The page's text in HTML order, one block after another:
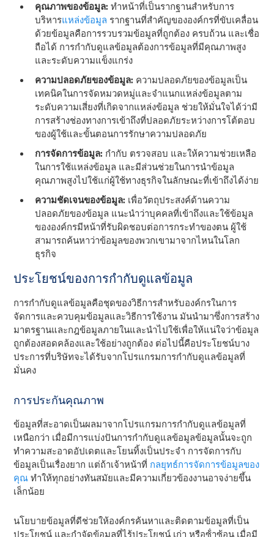
คุณภาพของข้อมูล: ทําหน้าที่เป็นรากฐานสําหรับการ
บริหารแหล่งข้อมูล รากฐานที่สําคัญขององค์กรที่ขับเคลื่อน
ด้วยข้อมูลคือการรวบรวมข้อมูลที่ถูกต้อง ครบถ้วน และเชื่อ
ถือได้ การกํากับดูแลข้อมูลต้องการข้อมูลที่มีคุณภาพสูง
และระดับความแข็งแกร่ง
ความปลอดภัยของข้อมูล: ความปลอดภัยของข้อมูลเป็น
เทคนิคในการจัดหมวดหมู่และจําแนกแหล่งข้อมูลตาม
ระดับความเสี่ยงที่เกิดจากแหล่งข้อมูล ช่วยให้มั่นใจได้ว่ามี
การสร้างช่องทางการเข้าถึงที่ปลอดภัยระหว่างการโต้ตอบ
ของผู้ใช้และขั้นตอนการรักษาความปลอดภัย
การจัดการข้อมูล: กํากับ ตรวจสอบ และให้ความช่วยเหลือ
ในการใช้แหล่งข้อมูล และมีส่วนช่วยในการนําข้อมูล
คุณภาพสูงไปใช้แก่ผู้ใช้ทางธุรกิจในลักษณะที่เข้าถึงได้ง่าย
ความชัดเจนของข้อมูล: เพื่อวัตถุประสงค์ด้านความ
ปลอดภัยของข้อมูล แนะนําว่าบุคคลที่เข้าถึงและใช้ข้อมูล
ขององค์กรมีหน้าที่รับผิดชอบต่อการกระทําของตน ผู้ใช้
สามารถค้นหาว่าข้อมูลของพวกเขามาจากไหนในโลก
ธุรกิจ
ประโยชน์ของการกํากับดูแลข้อมูล
การกํากับดูแลข้อมูลคือชุดของวิธีการสําหรับองค์กรในการ
จัดการและควบคุมข้อมูลและวิธีการใช้งาน มันนํามาซึ่งการสร้าง
มาตรฐานและกฎข้อมูลภายในและนําไปใช้เพื่อให้แน่ใจว่าข้อมูล
ถูกต้องสอดคล้องและใช้อย่างถูกต้อง ต่อไปนี้คือประโยชน์บาง
ประการที่บริษัทจะได้รับจากโปรแกรมการกํากับดูแลข้อมูลที่
มั่นคง
การประกันคุณภาพ
ข้อมูลที่สะอาดเป็นผลมาจากโปรแกรมการกํากับดูแลข้อมูลที่
เหนือกว่า เมื่อมีการแบ่งปันการกํากับดูแลข้อมูลข้อมูลนั้นจะถูก
ทําความสะอาดอัปเดตและโยนทิ้งเป็นประจํา การจัดการกับ
ข้อมูลเป็นเรื่องยาก แต่ถ้าเจ้าหน้าที่ กลยุทธ์การจัดการข้อมูลของ
คุณ ทําให้ทุกอย่างทันสมัยและมีความเกี่ยวข้องงานอาจง่ายขึ้น
เล็กน้อย
นโยบายข้อมูลที่ดีช่วยให้องค์กรค้นหาและติดตามข้อมูลที่เป็น
ประโยชน์ และกําจัดข้อมูลที่ไร้ประโยชน์ เก่า หรือซ้ําซ้อน เมื่อมี